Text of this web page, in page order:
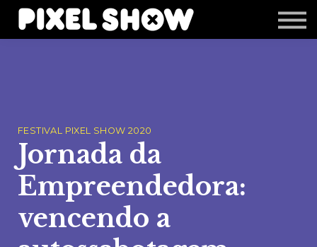
Shop
Revista Zupi
FESTIVAL PIXEL SHOW 2020
Jornada da
Empreendedora:
vencendo a